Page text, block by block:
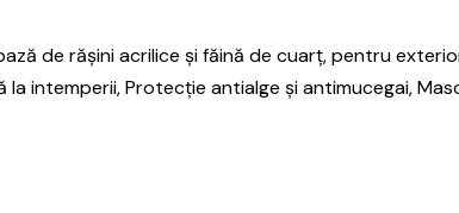
de rășini acrilice și făină de cuarț, pentru
intemperii, Protecție antialge și antimucegai,